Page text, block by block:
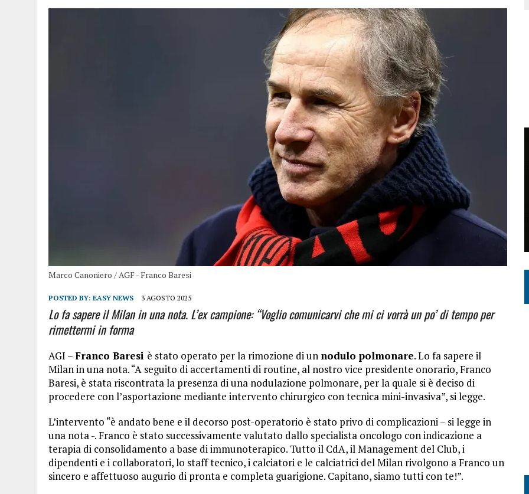
Marco Canoniero / AGF - Franco Baresi
POSTED BY: EASY NEWS 3 AGOSTO 2025
Lo fa sapere il Milan in una nota. L’ex campione: “Voglio comunicarvi che mi ci vorrà un po’ di tempo per
rimettermi in forma
AGI –Franco Baresi è stato operato per la rimozione di un nodulo polmonare. Lo fa sapere il
Milan in una nota. “A seguito di accertamenti di routine, al nostro vice presidente onorario, Franco
Baresi, è stata riscontrata la presenza di una nodulazione polmonare, per la quale si è deciso di
procedere con l’asportazione mediante intervento chirurgico con tecnica mini-invasiva”, si legge.
L’intervento “è andato bene e il decorso post-operatorio è stato privo di complicazioni – si legge in
una nota -. Franco è stato successivamente valutato dallo specialista oncologo con indicazione a
terapia di consolidamento a base di immunoterapico. Tutto il CdA, il Management del Club, i
dipendenti e i collaboratori, lo staff tecnico, i calciatori e le calciatrici del Milan rivolgono a Franco un
sincero e affettuoso augurio di pronta e completa guarigione. Capitano, siamo tutti con te!”.